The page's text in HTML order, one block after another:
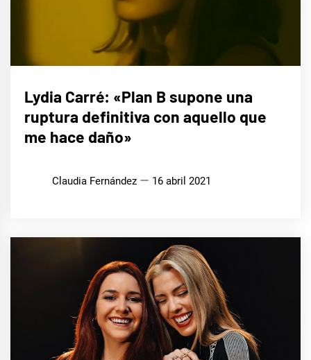
Lydia Carré: «Plan B supone una
ruptura definitiva con aquello que
me hace daño»
Claudia Fernández 16 abril 2021